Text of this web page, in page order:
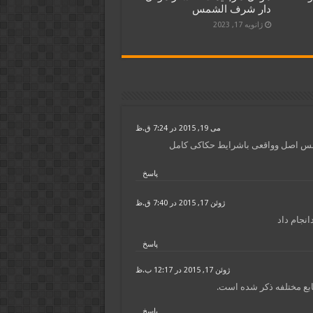
دار شرف الشمس
ژانویه 17, 2023
می 19, 2015 در 7:24 ق.ظ
اصل وواقعی باشرایط حکاکی کامل
پاسخ
ژوئن 17, 2015 در 7:40 ق.ظ
داد
پاسخ
ژوئن 17, 2015 در 12:17 ب.ظ
مختلفه ذکر شده است.